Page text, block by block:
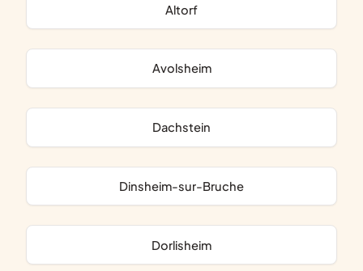
Altorf
Avolsheim
Dachstein
Dinsheim-sur-Bruche
Dorlisheim